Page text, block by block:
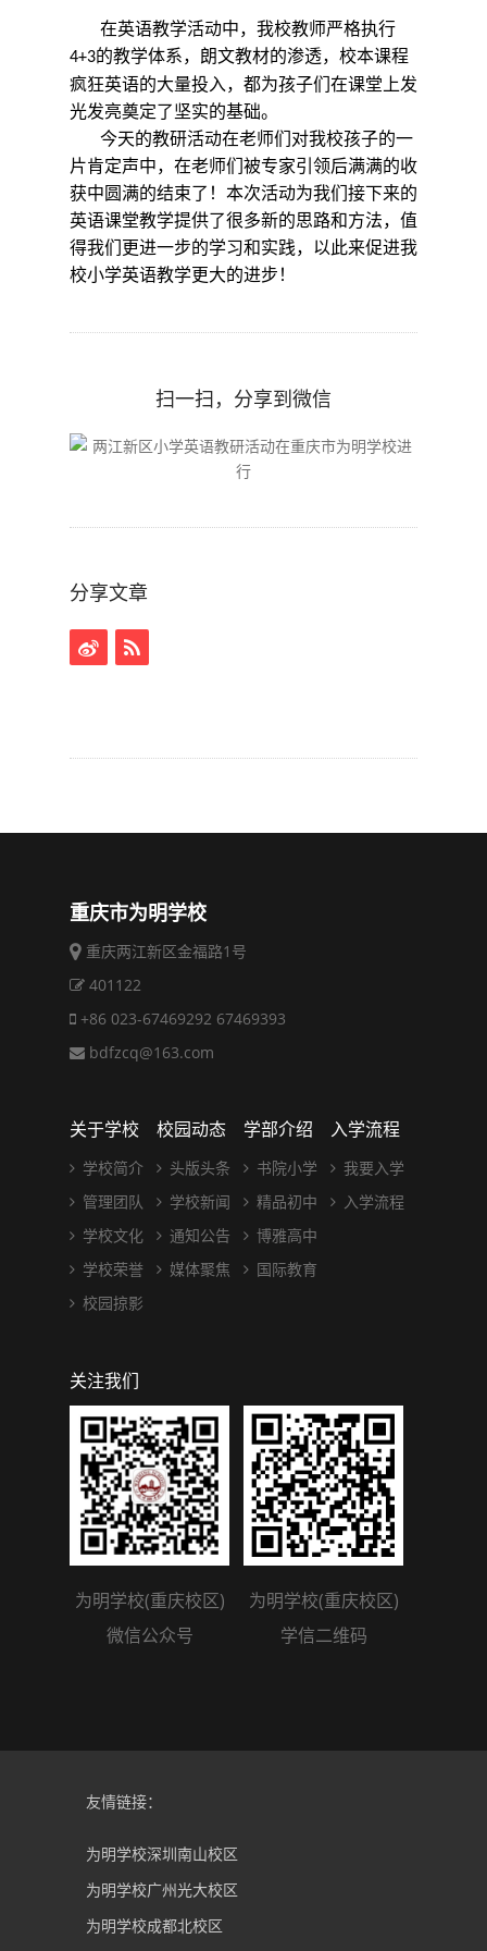
在英语教学活动中，我校教师严格执行
4+3的教学体系，朗文教材的渗透，校本课程
疯狂英语的大量投入，都为孩子们在课堂上发
光发亮奠定了坚实的基础。
今天的教研活动在老师们对我校孩子的一
片肯定声中，在老师们被专家引领后满满的收
获中圆满的结束了！本次活动为我们接下来的
英语课堂教学提供了很多新的思路和方法，值
得我们更进一步的学习和实践，以此来促进我
校小学英语教学更大的进步！
扫一扫，分享到微信
分享文章
重庆市为明学校
重庆两江新区金福路1号
401122
+86 023-67469292 67469393
bdfzcq@163.com
关于学校
学校简介
管理团队
学校文化
学校荣誉
校园掠影
校园动态
头版头条
学校新闻
通知公告
媒体聚焦
学部介绍
书院小学
精品初中
博雅高中
国际教育
入学流程
我要入学
入学流程
关注我们
为明学校(重庆校区)
微信公众号
为明学校(重庆校区)
学信二维码
友情链接：
为明学校深圳南山校区
为明学校广州光大校区
为明学校成都北校区